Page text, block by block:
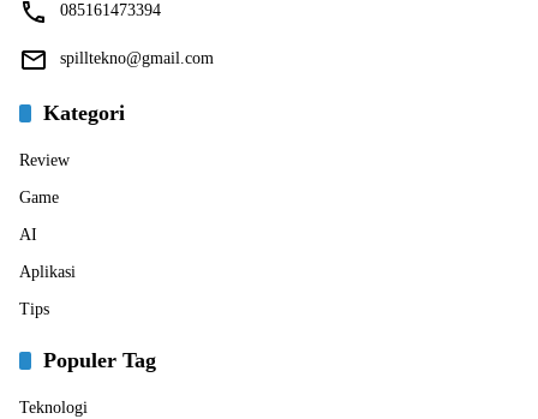
085161473394
spilltekno@gmail.com
Kategori
Review
Game
AI
Aplikasi
Tips
Populer Tag
Teknologi